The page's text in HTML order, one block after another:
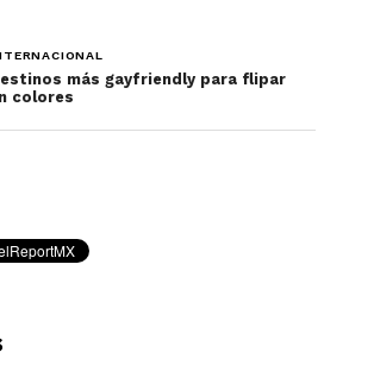
más gayfriendly para flipar
colores